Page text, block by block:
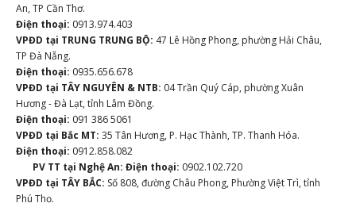
An, TP Cần Thơ.
Điện thoại: 0913.974.403
VPĐD tại TRUNG TRUNG BỘ: 47 Lê Hồng Phong, phường Hải Châu,
TP Đà Nẵng.
Điện thoại: 0935.656.678
VPĐD tại TÂY NGUYÊN & NTB: 04 Trần Quý Cáp, phường Xuân
Hương - Đà Lạt, tỉnh Lâm Đồng.
Điện thoại: 091 386 5061
VPĐD tại Bắc MT: 35 Tân Hương, P. Hạc Thành, TP. Thanh Hóa.
Điện thoại: 0912.858.082
PV TT tại Nghệ An: Điện thoại: 0902.102.720
VPĐD tại TÂY BẮC: Số 808, đường Châu Phong, Phường Việt Trì, tỉnh
Phú Thọ.